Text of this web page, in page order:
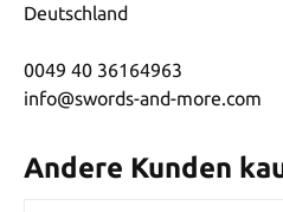
Deutschland
0049 40 36164963
info@swords-and-more.com
Andere Kunden